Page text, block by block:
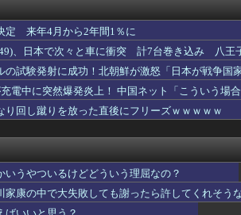
定 来年4月から2年間1％に
、日本で次々と車に衝突 計7台巻き込み 八王
の試験発射に成功！北朝鮮が激怒「日本が戦争国
電中に突然爆発炎上！ 中国ネット「こういう場
り回し蹴りを放った直後にフリーズｗｗｗｗｗ
いうやついるけどどういう理屈なの？
家康の中で大失敗しても謝ったら許してくれそう